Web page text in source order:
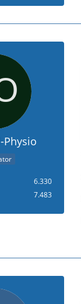
Physio
6.330
7.483